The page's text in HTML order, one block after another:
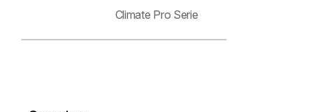
Climate Pro Serie